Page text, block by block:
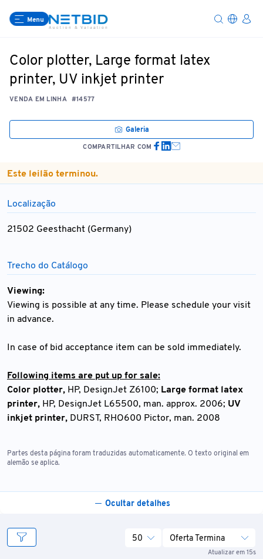
Menu
Color plotter, Large format latex
printer, UV inkjet printer
VENDA EM LINHA #14577
Galeria
COMPARTILHAR COM
Este leilão terminou.
Localização
21502 Geesthacht (Germany)
Trecho do Catálogo
Viewing:
Viewing is possible at any time. Please schedule your visit
in advance.
In case of bid acceptance item can be sold immediately.
Following items are put up for sale:
Color plotter, HP, DesignJet Z6100; Large format latex
printer, HP, DesignJet L65500, man. approx. 2006; UV
inkjet printer, DURST, RHO600 Pictor, man. 2008
Partes desta página foram traduzidas automaticamente. O texto original em
alemão se aplica.
Ocultar detalhes
Atualizar em 15s
50 Oferta Termina